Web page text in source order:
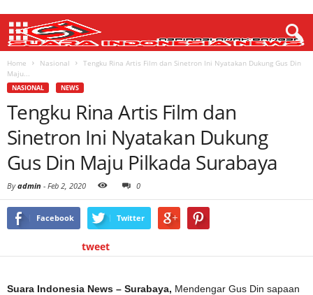
Home Nasional
Tengku Rina Artis Film dan Sinetron Ini Nyatakan Dukung Gus Din
Maju...
NASIONAL NEWS
Tengku Rina Artis Film dan
Sinetron Ini Nyatakan Dukung
Gus Din Maju Pilkada Surabaya
Byadmin - Feb 2, 2020 0
Facebook Twitter
tweet
Suara Indonesia News – Surabaya, Mendengar Gus Din sapaan